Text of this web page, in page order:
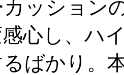
ッション
心し、ハ
ばかり。